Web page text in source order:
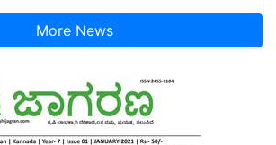
More News